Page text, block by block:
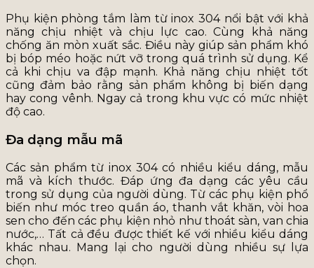
Phụ kiện phòng tắm làm từ inox 304 nổi bật với khả
năng chịu nhiệt và chịu lực cao. Cùng khả năng
chống ăn mòn xuất sắc. Điều này giúp sản phẩm khó
bị bóp méo hoặc nứt vỡ trong quá trình sử dụng. Kể
cả khi chịu va đập mạnh. Khả năng chịu nhiệt tốt
cũng đảm bảo rằng sản phẩm không bị biến dạng
hay cong vênh. Ngay cả trong khu vực có mức nhiệt
độ cao.
Đa dạng mẫu mã
Các sản phẩm từ inox 304 có nhiều kiểu dáng, mẫu
mã và kích thước. Đáp ứng đa dạng các yêu cầu
trong sử dụng của người dùng. Từ các phụ kiện phổ
biến như móc treo quần áo, thanh vắt khăn, vòi hoa
sen cho đến các phụ kiện nhỏ như thoát sàn, van chia
nước,… Tất cả đều được thiết kế với nhiều kiểu dáng
khác nhau. Mang lại cho người dùng nhiều sự lựa
chọn.